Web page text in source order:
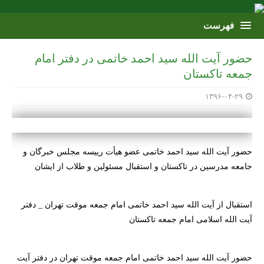
حضور آیت الله سید احمد خاتمی در دفتر امام
جمعه تاکستان
۱۳۹۶-۰۴-۲۹
حضور آیت الله سید احمد خاتمی عضو هیأت رییسه مجلس خبرگان و
جامعه مدرسین در تاکستان و استقبال مسئولین و طلاب از ایشان
استقبال از آیت الله سید احمد خاتمی امام جمعه موقت تهران _ دفتر
آیت الله اسلامی امام جمعه تاکستان
حضور آیت الله سید احمد خاتمی امام جمعه موقت تهران در دفتر آیت